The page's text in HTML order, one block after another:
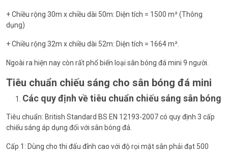
+ Chiều rộng 30m x chiều dài 50m: Diện tích = 1500 m² (Thông
dụng)
+ Chiều rộng 32m x chiều dài 52m: Diện tích = 1664 m².
Ngoài ra hiện nay còn rất phổ biến loại sân bóng đá mini 9 người.
Tiêu chuẩn chiếu sáng cho sân bóng đá mini
Các quy định về tiêu chuẩn chiếu sáng sân bóng
Tiêu chuẩn: British Standard BS EN 12193-2007 có quy định 3 cấp
chiếu sáng áp dụng đối với sân bóng đá.
Cấp 1: Dùng cho thi đấu đỉnh cao với độ rọi mặt sân phải đạt 500